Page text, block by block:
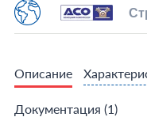
Описание
Документация (1)